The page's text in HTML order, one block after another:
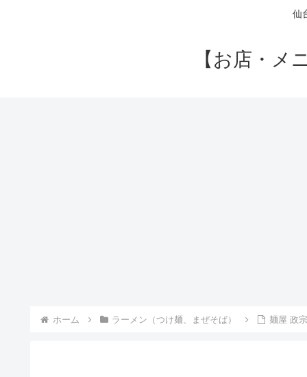
仙
【お店・メ
ホーム ラーメン（つけ麺、まぜそば） 麺屋 政